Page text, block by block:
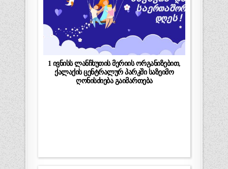
1 ივნისს ლანჩხუთის მერიის ორგანიზებით,
ქალაქის ცენტრალურ პარკში საზეიმო
ღონისძიება გაიმართება